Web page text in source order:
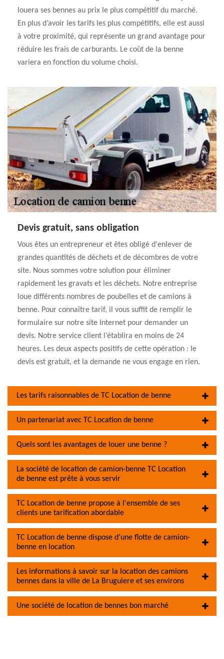
louera ses bennes au prix le plus compétitif du marché.
En plus d’avoir les tarifs les plus compétitifs, elle est aussi
à votre proximité, qui représente un grand avantage pour
réduire les frais de carburants. Le coût de la benne
variera en fonction du volume choisi.
Devis gratuit, sans obligation
Vous êtes un entrepreneur et êtes obligé d'enlever de
grandes quantités de déchets et de décombres de votre
site. Nous sommes votre solution pour éliminer
rapidement les gravats et les déchets. Notre entreprise
loue différents nombres de poubelles et de camions à
benne. Pour connaître tarif, il vous suffit de remplir le
formulaire sur notre site Internet pour demander un
devis. Notre service client l’établira en moins de 24
heures. Les deux aspects positifs de cette opération : le
devis est gratuit, et la demande ne vous engage en rien.
Les tarifs raisonnables de TC Location de benne
Un partenariat avec TC Location de benne
Quels sont les avantages de louer une benne ?
La société de location de camion-benne TC Location
de benne est prête à vous servir
TC Location de benne propose à l'ensemble de ses
clients une tarification abordable
TC Location de benne dispose d’une flotte de camion-
benne en location
Les informations à savoir sur la location des camions
bennes dans la ville de La Bruguiere et ses environs
Une société de location de bennes bon marché